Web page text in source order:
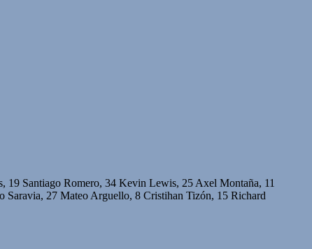
19 Santiago Romero, 34 Kevin Lewis, 25 Axel Montaña, 11
Saravia, 27 Mateo Arguello, 8 Cristihan Tizón, 15 Richard